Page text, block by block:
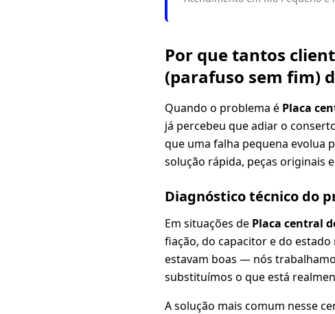
Por que tantos
(parafuso sem fim)
Quando o problema é Placa
já percebeu que adiar o
que uma falha pequena evolua
solução rápida, peças originais
Diagnóstico técnico do
Em situações de Placa central
fiação, do capacitor e do
estavam boas — nós
substituímos o que está
A solução mais comum nesse